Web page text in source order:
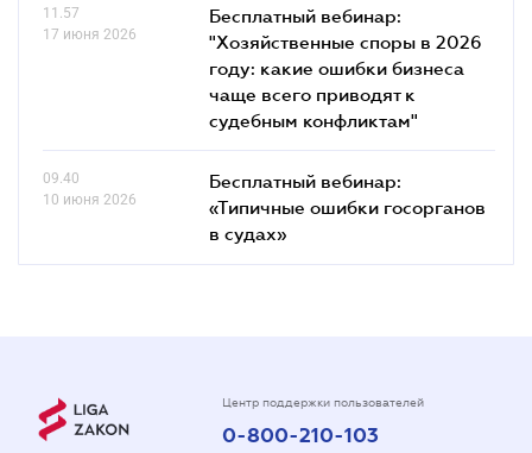
11.57
17 июня 2026
Бесплатный вебинар:
"Хозяйственные споры в 2026
году: какие ошибки бизнеса
чаще всего приводят к
судебным конфликтам"
09.40
10 июня 2026
Бесплатный вебинар:
«Типичные ошибки госорганов
в судах»
Центр поддержки пользователей
0-800-210-103